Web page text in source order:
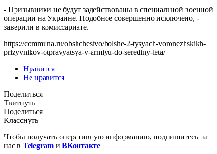
- Призывники не будут задействованы в специальной военной
операции на Украине. Подобное совершенно исключено, -
заверили в комиссариате.
https://communa.ru/obshchestvo/bolshe-2-tysyach-voronezhskikh-
prizyvnikov-otpravyatsya-v-armiyu-do-serediny-leta/
Нравится
Не нравится
Поделиться
Твитнуть
Поделиться
Класснуть
Чтобы получать оперативную информацию, подпишитесь на
нас в Telegram и ВКонтакте